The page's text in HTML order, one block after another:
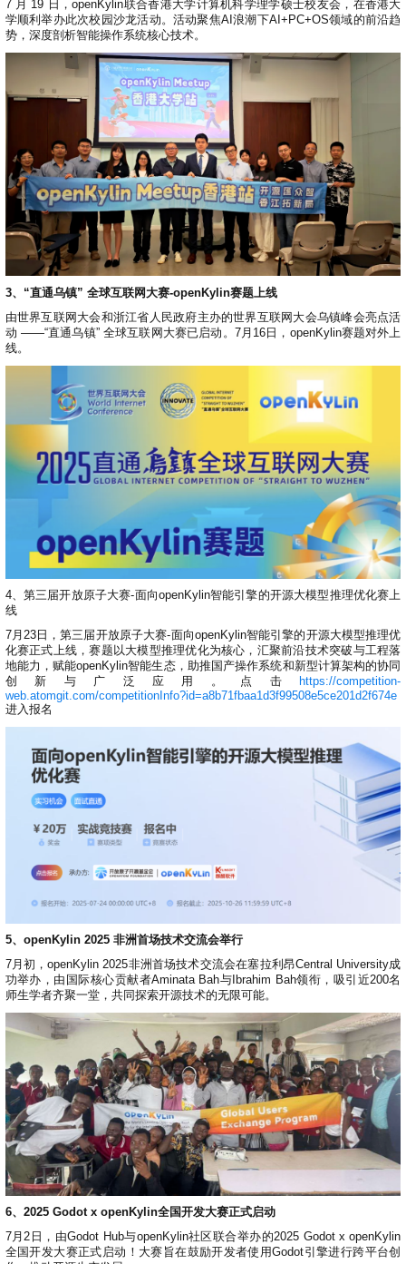
7 月 19 日，openKylin联合香港大学计算机科学理学硕士校友会，在香港大
学顺利举办此次校园沙龙活动。活动聚焦AI浪潮下AI+PC+OS领域的前沿趋
势，深度剖析智能操作系统核心技术。
3、“直通乌镇” 全球互联网大赛-openKylin赛题上线
由世界互联网大会和浙江省人民政府主办的世界互联网大会乌镇峰会亮点活
动 ——“直通乌镇” 全球互联网大赛已启动。7月16日，openKylin赛题对外上
线。
4、第三届开放原子大赛-面向openKylin智能引擎的开源大模型推理优化赛上
线
7月23日，第三届开放原子大赛-面向openKylin智能引擎的开源大模型推理优
化赛正式上线，赛题以大模型推理优化为核心，汇聚前沿技术突破与工程落
地能力，赋能openKylin智能生态，助推国产操作系统和新型计算架构的协同
创新与广泛应用。点击
https://competition-
web.atomgit.com/competitionInfo?id=a8b71fbaa1d3f99508e5ce201d2f674e
进入报名
5、openKylin 2025 非洲首场技术交流会举行
7月初，openKylin 2025非洲首场技术交流会在塞拉利昂Central University成
功举办，由国际核心贡献者Aminata Bah与Ibrahim Bah领衔，吸引近200名
师生学者齐聚一堂，共同探索开源技术的无限可能。
6、2025 Godot x openKylin全国开发大赛正式启动
7月2日，由Godot Hub与openKylin社区联合举办的2025 Godot x openKylin
全国开发大赛正式启动！大赛旨在鼓励开发者使用Godot引擎进行跨平台创